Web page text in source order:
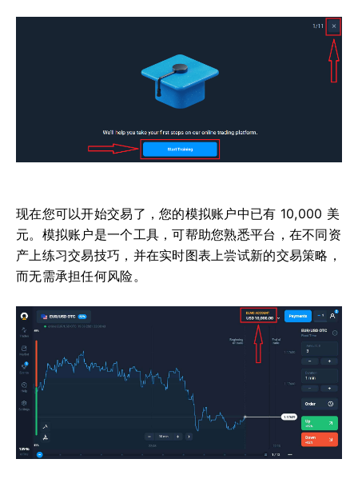
现在您可以开始交易了，您的模拟账户中已有 10,000 美
元。模拟账户是一个工具，可帮助您熟悉平台，在不同资
产上练习交易技巧，并在实时图表上尝试新的交易策略，
而无需承担任何风险。